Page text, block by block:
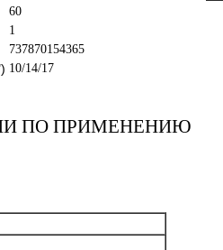
60
1
737870154365
10/14/17
ПО ПРИМЕНЕНИЮ